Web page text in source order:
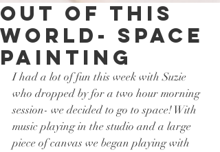
Out of this
world- space
painting
I had a lot of fun this week with Suzie
who dropped by for a two hour morning
session- we decided to go to space! With
music playing in the studio and a large
piece of canvas we began playing with